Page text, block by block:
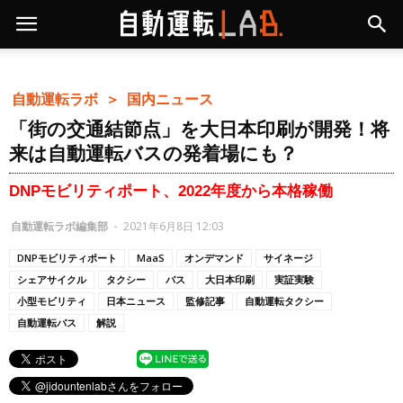
自動運転ラボ ＞ 国内ニュース
「街の交通結節点」を大日本印刷が開発！将
来は自動運転バスの発着場にも？
DNPモビリティポート、2022年度から本格稼働
自動運転ラボ編集部 - 2021年6月8日 12:03
DNPモビリティポート MaaS オンデマンド
サイネージ
シェアサイクル
タクシー バス 大日本印刷
実証実験
小型モビリティ
日本ニュース 監修記事
自動運転タクシー
自動運転バス
解説